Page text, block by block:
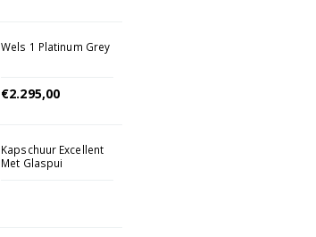
Wels 1 Platinum Grey
€2.295,00
Kapschuur Excellent
Met Glaspui